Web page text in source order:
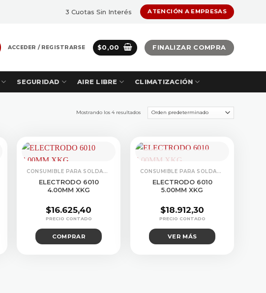
3 Cuotas Sin Interés ATENCIÓN A EMPRESAS
ACCEDER / REGISTRARSE $0,00 FINALIZAR COMPRA
SEGURIDAD AIRE LIBRE CLIMATIZACIÓN
Mostrando los 4 resultados
CONSUMIBLE PARA SOLDADURA
ELECTRODO 6010
4.00MM XKG
$16.625,40
COMPRAR
CONSUMIBLE PARA SOLDADURA
ELECTRODO 6010
5.00MM XKG
$18.912,30
VER MÁS